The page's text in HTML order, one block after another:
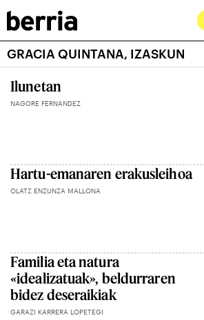
GRACIA QUINTANA, IZASKUN
Ilunetan
NAGORE FERNANDEZ
Hartu-emanaren erakusleihoa
OLATZ ENZUNZA MALLONA
Familia eta natura
«idealizatuak», beldurraren
bidez deseraikiak
GARAZI KARRERA LOPETEGI